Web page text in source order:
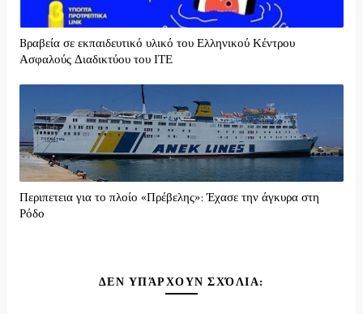
Bραβεία σε εκπαιδευτικό υλικό του Ελληνικού Κέντρου
Ασφαλούς Διαδικτύου του ΙΤΕ
Περιπετεια για το πλοίο «Πρέβελης»: Έχασε την άγκυρα στη
Ρόδο
ΔΕΝ ΥΠΆΡΧΟΥΝ ΣΧΌΛΙΑ: